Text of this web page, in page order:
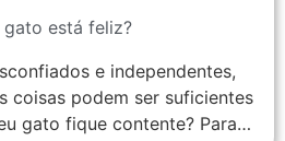
gato está feliz?
e independentes,
coisas podem ser suficientes
gato fique contente? Para…